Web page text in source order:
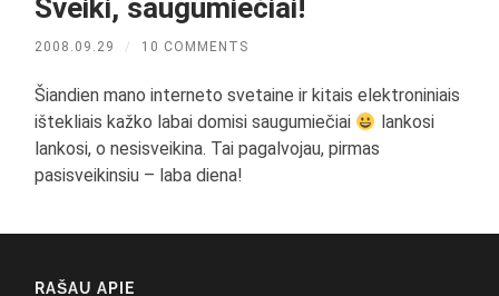
Sveiki, saugumiečiai!
2008.09.29 / 10 COMMENTS
Šiandien mano interneto svetaine ir kitais elektroniniais
ištekliais kažko labai domisi saugumiečiai
lankosi
lankosi, o nesisveikina. Tai pagalvojau, pirmas
pasisveikinsiu – laba diena!
RAŠAU APIE